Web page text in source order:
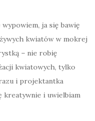
ja się bawię
kwiatów w mokrej
– nie robię
kwiatowych, tylko
i projektantka
kreatywnie i uwielbiam